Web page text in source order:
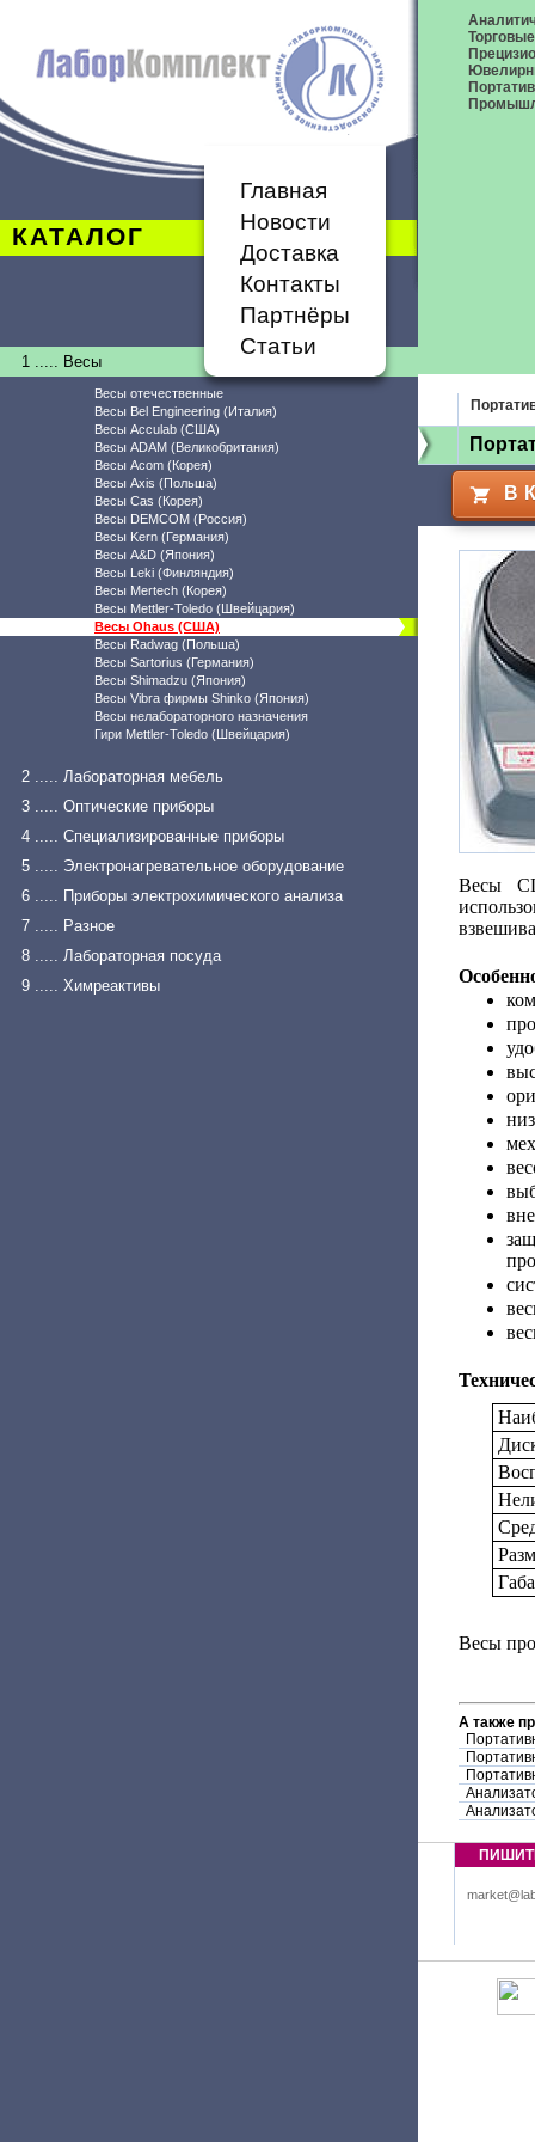
КАТАЛОГ
Главная
Новости
Доставка
Контакты
Партнёры
Статьи
1 ..... Весы
Весы отечественные
Весы Bel Engineering (Италия)
Весы Acculab (США)
Весы ADAM (Великобритания)
Весы Acom (Корея)
Весы Axis (Польша)
Весы Cas (Корея)
Весы DEMCOM (Россия)
Весы Kern (Германия)
Весы A&D (Япония)
Весы Leki (Финляндия)
Весы Mertech (Корея)
Весы Mettler-Toledo (Швейцария)
Весы Ohaus (США)
Весы Radwag (Польша)
Весы Sartorius (Германия)
Весы Shimadzu (Япония)
Весы Vibra фирмы Shinko (Япония)
Весы нелабораторного назначения
Гири Mettler-Toledo (Швейцария)
2 ..... Лабораторная мебель
3 ..... Оптические приборы
4 ..... Специализированные приборы
5 ..... Электронагревательное оборудование
6 ..... Приборы электрохимического анализа
7 ..... Разное
8 ..... Лабораторная посуда
9 ..... Химреактивы
В
Весы
Весы
А также